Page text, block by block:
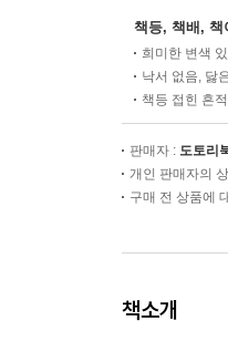
책등, 책배, 책
희미한 변색
낙서 없음, 닳
책등 접힌 흔
판매자 : 도토리
개인 판매자의
구매 전 상품에
책소개